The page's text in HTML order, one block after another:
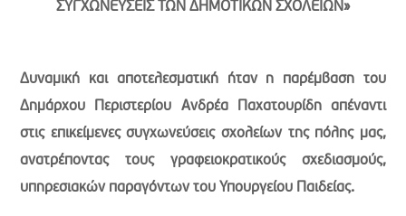
ΣΥΓΧΩΝΕΥΣΕΙΣ ΤΩΝ ΔΗΜΟΤΙΚΩΝ ΣΧΟΛΕΙΩΝ»
Δυναμική και αποτελεσματική ήταν η παρέμβαση του
Δημάρχου Περιστερίου Ανδρέα Παχατουρίδη απέναντι
στις επικείμενες συγχωνεύσεις σχολείων της πόλης μας,
ανατρέποντας τους γραφειοκρατικούς σχεδιασμούς,
υπηρεσιακών παραγόντων του Υπουργείου Παιδείας.